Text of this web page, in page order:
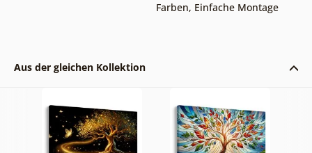
Farben, Einfache Montage
Aus der gleichen Kollektion